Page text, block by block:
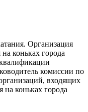
Организация
коньках города
комиссии по
входящих
на коньках города